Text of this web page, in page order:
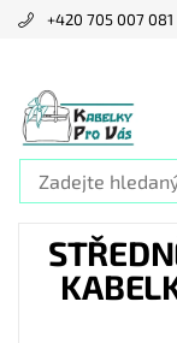
+420 705 007 081